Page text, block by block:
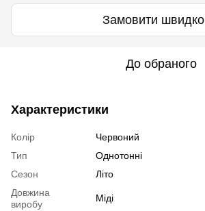
Замовити швидко
До обраного
Характеристики
Колір
Червоний
Тип
Однотонні
Сезон
Літо
Довжина
виробу
Міді